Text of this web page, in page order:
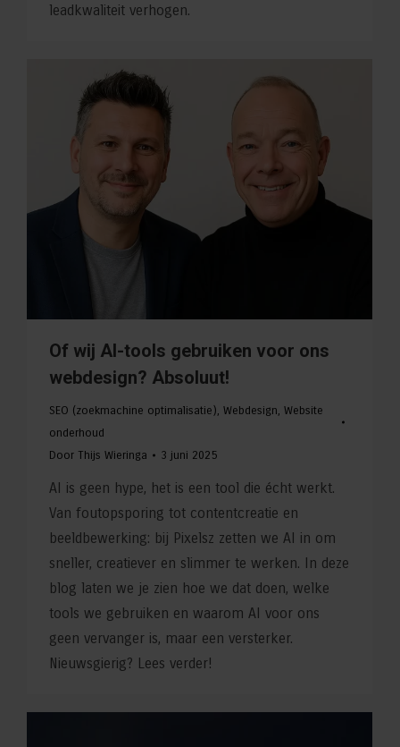
leadkwaliteit verhogen.
Of wij AI-tools gebruiken voor ons
webdesign? Absoluut!
SEO (zoekmachine optimalisatie), Webdesign, Website
onderhoud
Door Thijs Wieringa 3 juni 2025
AI is geen hype, het is een tool die écht werkt.
Van foutopsporing tot contentcreatie en
beeldbewerking: bij Pixelsz zetten we AI in om
sneller, creatiever en slimmer te werken. In deze
blog laten we je zien hoe we dat doen, welke
tools we gebruiken en waarom AI voor ons
geen vervanger is, maar een versterker.
Nieuwsgierig? Lees verder!